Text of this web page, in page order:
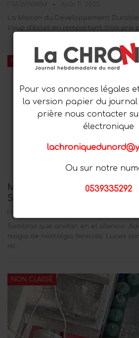
La Maison du Développement
coup d’éclat en remportant trois prix
NON CLASSÉ
MIRADA CRÍTICA : PROSAS
SOMBRAS EN SU SILENCIO
Sombras que anidan en el silencio.
magia de nostalgia fenicida. Luces
mi…
NON CLASSÉ
Pour vos annonces légales
la version papier du journal
prière nous contacter
électronique
Ou sur notre
0539335292